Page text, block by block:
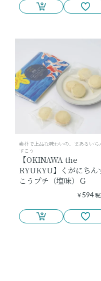
素朴で上品な味わいの、まあるいち
すこう
【OKINAWA the
RYUKYU】くがにちん
こうプチ（塩味）Ｇ
¥ 594